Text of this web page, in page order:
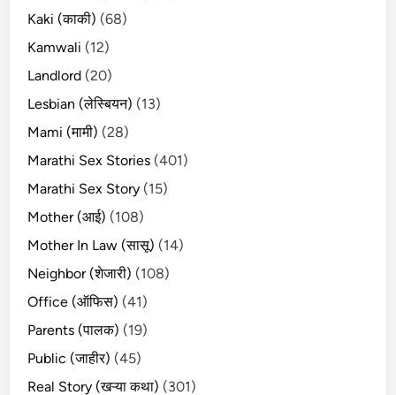
Kaki (काकी) (68)
Kamwali (12)
Landlord (20)
Lesbian (लेस्बियन) (13)
Mami (मामी) (28)
Marathi Sex Stories (401)
Marathi Sex Story (15)
Mother (आई) (108)
Mother In Law (सासू) (14)
Neighbor (शेजारी) (108)
Office (ऑफिस) (41)
Parents (पालक) (19)
Public (जाहीर) (45)
Real Story (खऱ्या कथा) (301)